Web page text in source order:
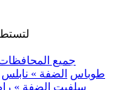
.. جميع
طوباس الضفة » نابلس
سلفيت الضفة »